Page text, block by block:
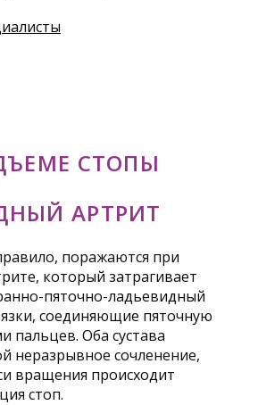
СТОПЫ
АРТРИТ
поражаются при
который затрагивает
пяточно-ладьевидный
соединяющие пяточную
пальцев. Оба сустава
неразрывное сочленение,
вращения происходит
стоп.